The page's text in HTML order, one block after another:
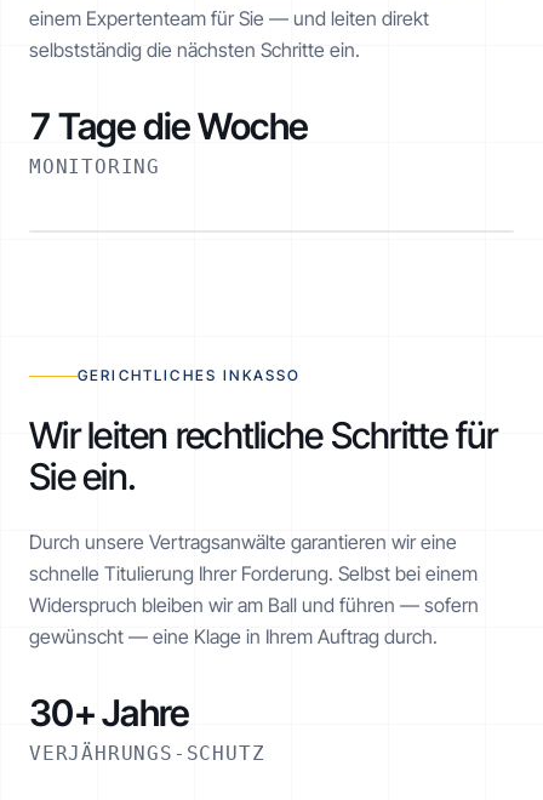
einem Expertenteam für Sie — und leiten direkt
selbstständig die nächsten Schritte ein.
7 Tage die Woche
MONITORING
Realisiert
GERICHTLICHES INKASSO
Wir leiten rechtliche Schritte für
Sie ein.
Durch unsere Vertragsanwälte garantieren wir eine
schnelle Titulierung Ihrer Forderung. Selbst bei einem
Widerspruch bleiben wir am Ball und führen — sofern
gewünscht — eine Klage in Ihrem Auftrag durch.
30+ Jahre
VERJÄHRUNGS-SCHUTZ